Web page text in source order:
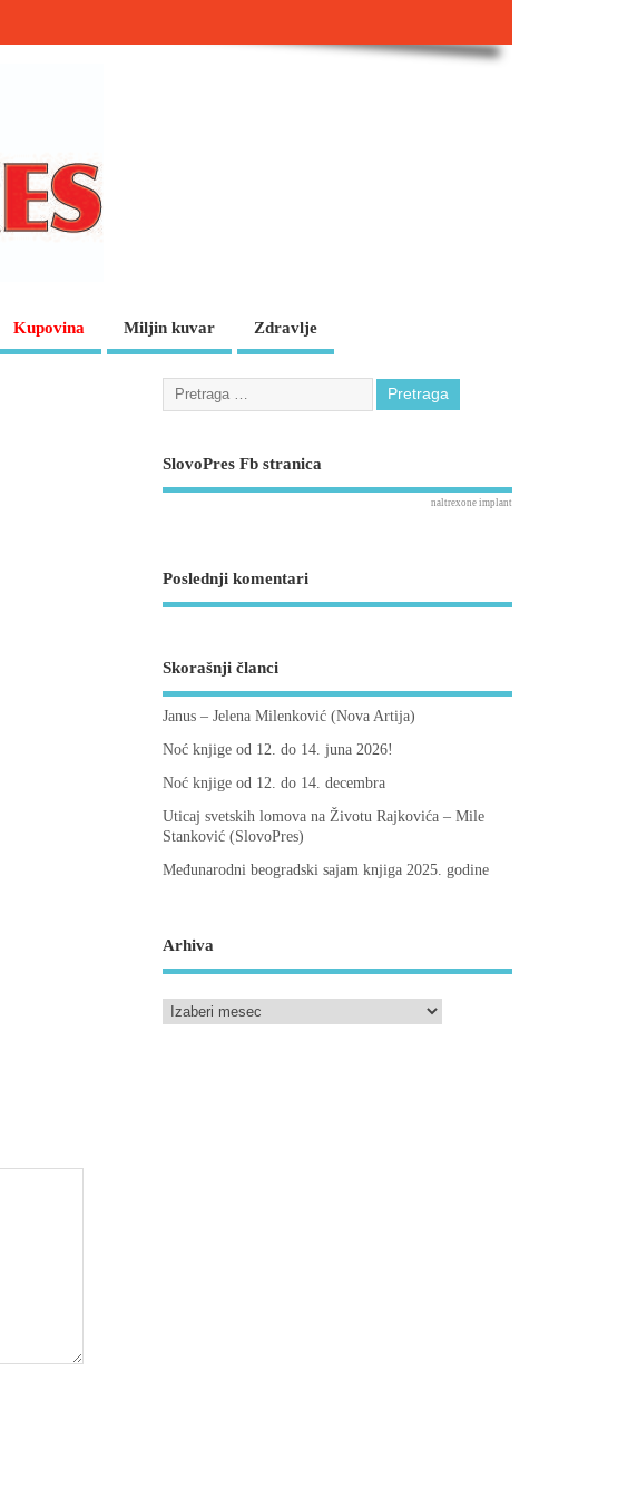
Kupovina Miljin kuvar Zdravlje
SlovoPres Fb stranica
naltrexone implant
Poslednji komentari
Skorašnji članci
Janus – Jelena Milenković (Nova Artija)
Noć knjige od 12. do 14. juna 2026!
Noć knjige od 12. do 14. decembra
Uticaj svetskih lomova na Životu Rajkovića – Mile
Stanković (SlovoPres)
Međunarodni beogradski sajam knjiga 2025. godine
Arhiva